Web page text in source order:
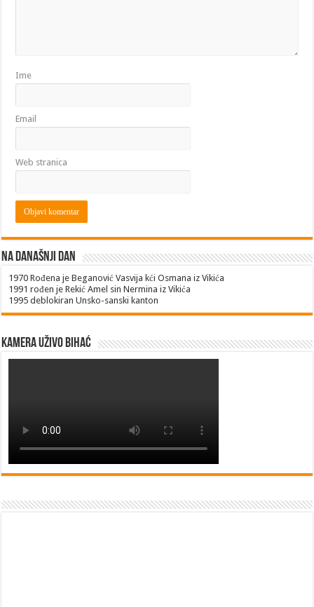
Ime
Email
Web stranica
Na današnji dan
1970 Rođena je Beganović Vasvija kći Osmana iz Vikića
1991 rođen je Rekić Amel sin Nermina iz Vikića
1995 deblokiran Unsko-sanski kanton
Kamera uživo Bihać